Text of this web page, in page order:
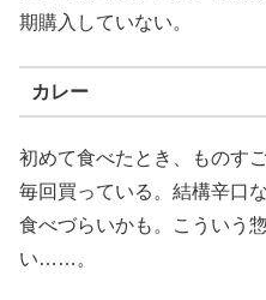
期購入していない。
カレー
初めて食べたとき、ものす
毎回買っている。結構辛口
食べづらいかも。こういう
い……。